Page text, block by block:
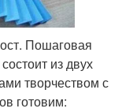
Пошаговая
из двух
творчеством с
готовим: